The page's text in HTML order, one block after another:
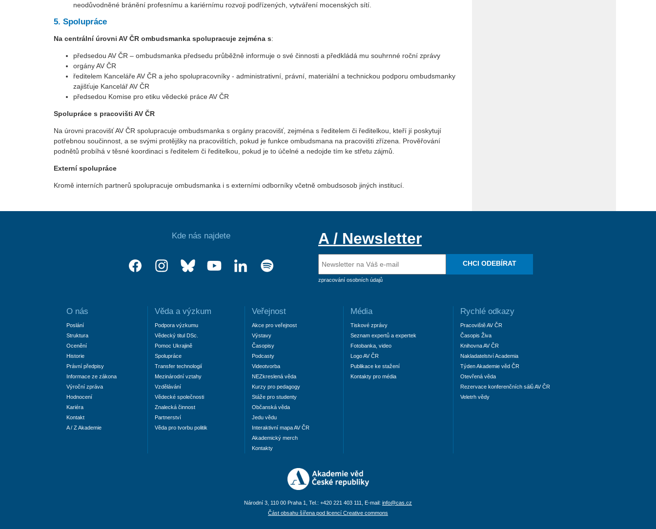
neodůvodněné bránění profesnímu a kariérnímu rozvoji podřízených, vytváření mocenských sítí.
5. Spolupráce
Na centrální úrovni AV ČR ombudsmanka spolupracuje zejména s:
předsedou AV ČR – ombudsmanka předsedu průběžně informuje o své činnosti a předkládá mu souhrnné roční zprávy
orgány AV ČR
ředitelem Kanceláře AV ČR a jeho spolupracovníky - administrativní, právní, materiální a technickou podporu ombudsmanky
zajišťuje Kancelář AV ČR
předsedou Komise pro etiku vědecké práce AV ČR
Spolupráce s pracovišti AV ČR
Na úrovni pracovišť AV ČR spolupracuje ombudsmanka s orgány pracovišť, zejména s ředitelem či ředitelkou, kteří jí poskytují
potřebnou součinnost, a se svými protějšky na pracovištích, pokud je funkce ombudsmana na pracovišti zřízena. Prověřování
podnětů probíhá v těsné koordinaci s ředitelem či ředitelkou, pokud je to účelné a nedojde tím ke střetu zájmů.
Externí spolupráce
Kromě interních partnerů spolupracuje ombudsmanka i s externími odborníky včetně ombudsosob jiných institucí.
Kde nás najdete A / Newsletter
zpracování osobních údajů
CHCI ODEBÍRAT
O nás
Poslání
Struktura
Ocenění
Historie
Právní předpisy
Informace ze zákona
Výroční zpráva
Hodnocení
Kariéra
Kontakt
A / Z Akademie
Věda a výzkum
Podpora výzkumu
Vědecký titul DSc.
Pomoc Ukrajině
Spolupráce
Transfer technologií
Mezinárodní vztahy
Vzdělávání
Vědecké společnosti
Znalecká činnost
Partnerství
Věda pro tvorbu politik
Veřejnost
Akce pro veřejnost
Výstavy
Časopisy
Podcasty
Videotvorba
NEZkreslená věda
Kurzy pro pedagogy
Stáže pro studenty
Občanská věda
Jedu vědu
Interaktivní mapa AV ČR
Akademický merch
Kontakty
Média
Tiskové zprávy
Seznam expertů a expertek
Fotobanka, video
Logo AV ČR
Publikace ke stažení
Kontakty pro média
Rychlé odkazy
Pracoviště AV ČR
Časopis Živa
Knihovna AV ČR
Nakladatelství Academia
Týden Akademie věd ČR
Otevřená věda
Rezervace konferenčních sálů AV ČR
Veletrh vědy
Národní 3, 110 00 Praha 1, Tel.: +420 221 403 111, E-mail: info@cas.cz
Část obsahu šířena pod licencí Creative commons